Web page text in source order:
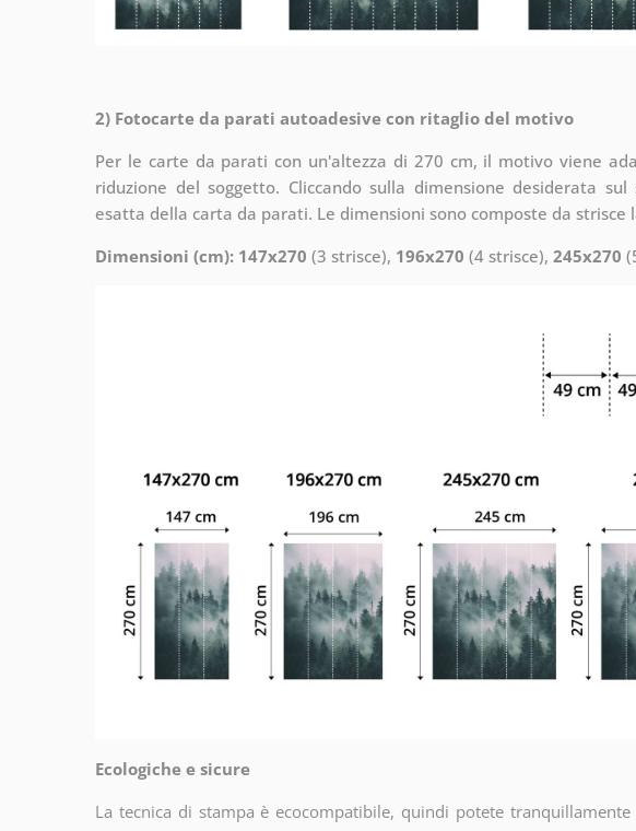
2) Fotocarte da parati autoadesive con ritaglio del motivo
Per le carte da parati con un'altezza di 270 cm, il motivo viene
riduzione del soggetto. Cliccando sulla dimensione desiderata
esatta della carta da parati. Le dimensioni sono composte da strisce
Dimensioni (cm): 147x270 (3 strisce), 196x270 (4 strisce), 245x270
Ecologiche e sicure
La tecnica di stampa è ecocompatibile, quindi potete